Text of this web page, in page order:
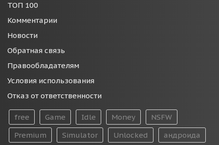
ТОП 100
Комментарии
Новости
Обратная связь
Правообладателям
Условия использования
Отказ от ответственности
free Game Idle Money
NSFW
Premium
Simulator Unlocked андроида